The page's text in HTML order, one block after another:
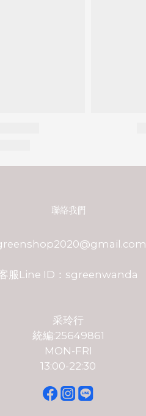
聯絡我們
服Line ID：sgreenwanda
采玲行
統編:25649861
MON-FRI
13:00-22:30